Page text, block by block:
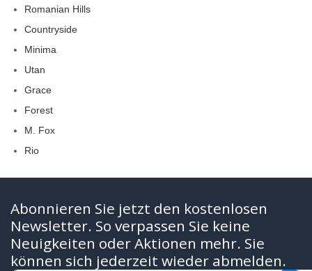
Romanian Hills
Countryside
Minima
Utan
Grace
Forest
M. Fox
Rio
Abonnieren Sie jetzt den kostenlosen
Newsletter. So verpassen Sie keine
Neuigkeiten oder Aktionen mehr. Sie
können sich jederzeit wieder abmelden.